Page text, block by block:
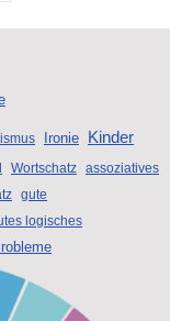
Ironie Kinder
Wortschatz assoziatives
gute
logisches